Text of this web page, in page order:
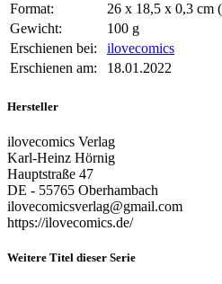
Format:
26 x 18,5 x 0,3 cm
Gewicht:
100 g
Erschienen bei:
ilovecomics
Erschienen am:
18.01.2022
Hersteller
ilovecomics Verlag
Karl-Heinz Hörnig
Hauptstraße 47
DE - 55765 Oberhambach
ilovecomicsverlag@gmail.com
https://ilovecomics.de/
Weitere Titel dieser Serie